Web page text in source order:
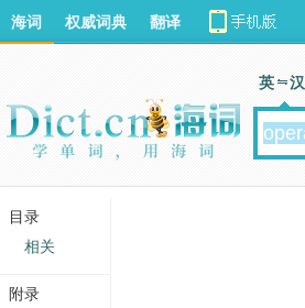
海词 权威词典 翻译
英 汉
目录
相关
附录